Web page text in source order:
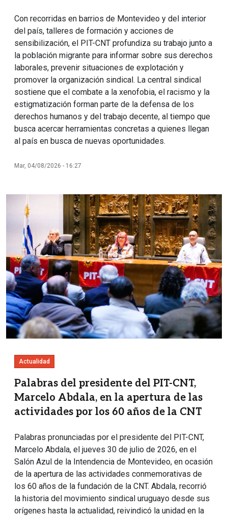
Con recorridas en barrios de Montevideo y del interior
del país, talleres de formación y acciones de
sensibilización, el PIT-CNT profundiza su trabajo junto a
la población migrante para informar sobre sus derechos
laborales, prevenir situaciones de explotación y
promover la organización sindical. La central sindical
sostiene que el combate a la xenofobia, el racismo y la
estigmatización forman parte de la defensa de los
derechos humanos y del trabajo decente, al tiempo que
busca acercar herramientas concretas a quienes llegan
al país en busca de nuevas oportunidades.
Mar, 04/08/2026 - 16:27
Imagen
Actualidad
Palabras del presidente del PIT-CNT,
Marcelo Abdala, en la apertura de las
actividades por los 60 años de la CNT
Palabras pronunciadas por el presidente del PIT-CNT,
Marcelo Abdala, el jueves 30 de julio de 2026, en el
Salón Azul de la Intendencia de Montevideo, en ocasión
de la apertura de las actividades conmemorativas de
los 60 años de la fundación de la CNT. Abdala, recorrió
la historia del movimiento sindical uruguayo desde sus
orígenes hasta la actualidad, reivindicó la unidad en la